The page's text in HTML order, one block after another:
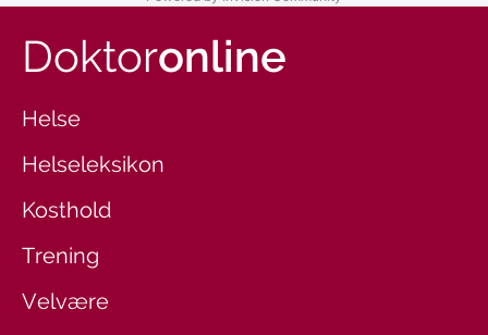
Doktoronline
Helse
Helseleksikon
Kosthold
Trening
Velvære